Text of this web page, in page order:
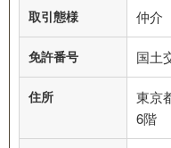
取引態様 仲介
免許番号 国土
住所
東京
6階